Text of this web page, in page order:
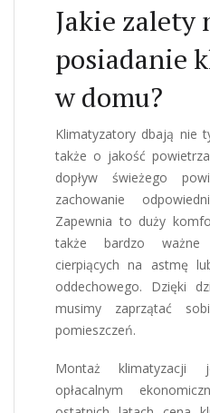
Jakie zalety
posiadanie
w domu?
Klimatyzatory dbają nie
także o jakość
dopływ świeżego
zachowanie
Zapewnia to duży
także bardzo
cierpiących na astmę
oddechowego. Dzięki
musimy zaprzątać
pomieszczeń.
Montaż klimatyzacji
opłacalnym